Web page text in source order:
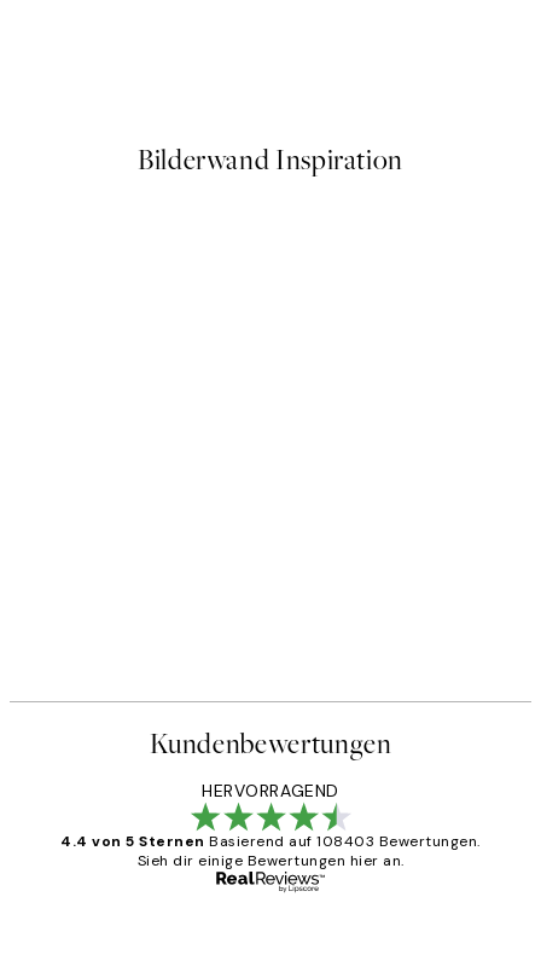
Bilderwand Inspiration
Kundenbewertungen
HERVORRAGEND
4.4 von 5 Sternen Basierend auf 108403 Bewertungen.
Sieh dir einige Bewertungen hier an.